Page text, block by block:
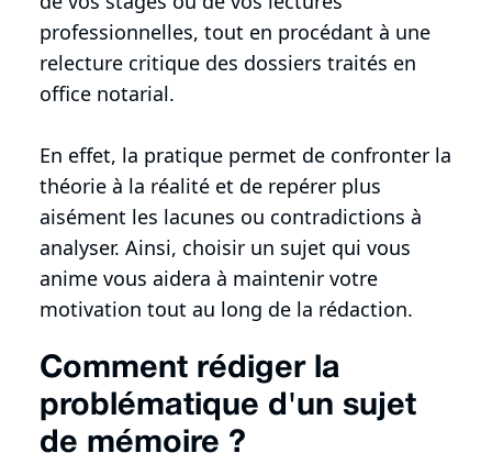
professionnelles, tout en procédant à une
relecture critique des dossiers traités en
office notarial.
En effet, la pratique permet de confronter la
théorie à la réalité et de repérer plus
aisément les lacunes ou contradictions à
analyser. Ainsi, choisir un sujet qui vous
anime vous aidera à maintenir votre
motivation tout au long de la rédaction.
Comment rédiger la
problématique d'un sujet
de mémoire ?